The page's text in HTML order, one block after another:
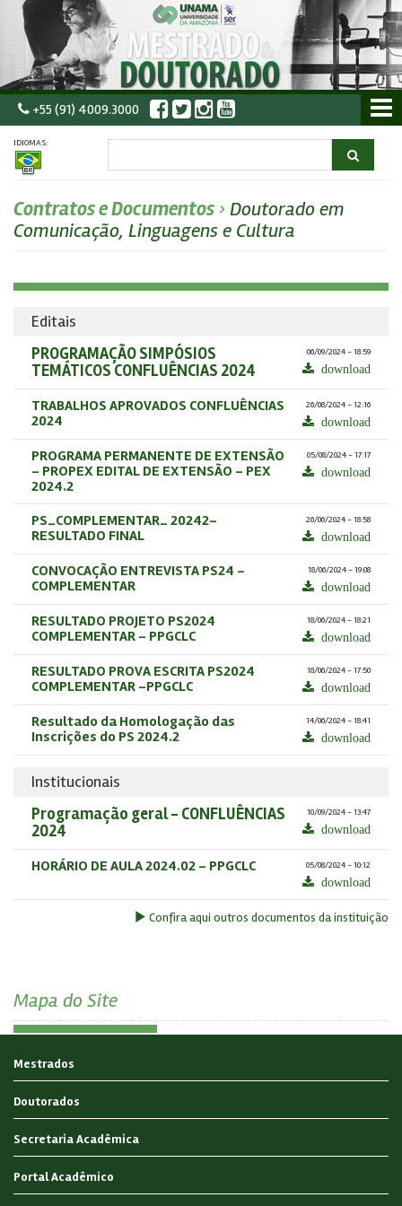
+55 (91) 4009.3000
IDIOMAS:
Contratos e Documentos› Doutorado em
Comunicação, Linguagens e Cultura
Editais
06/09/2024 - 18:59
download
PROGRAMAÇÃO SIMPÓSIOS
TEMÁTICOS CONFLUÊNCIAS 2024
26/08/2024 - 12:16
download
TRABALHOS APROVADOS CONFLUÊNCIAS
2024
05/08/2024 - 17:17
download
PROGRAMA PERMANENTE DE EXTENSÃO
- PROPEX EDITAL DE EXTENSÃO - PEX
2024.2
26/06/2024 - 18:58
download
PS_COMPLEMENTAR_ 20242-
RESULTADO FINAL
18/06/2024 - 19:08
download
CONVOCAÇÃO ENTREVISTA PS24 -
COMPLEMENTAR
18/06/2024 - 18:21
download
RESULTADO PROJETO PS2024
COMPLEMENTAR - PPGCLC
18/06/2024 - 17:50
download
RESULTADO PROVA ESCRITA PS2024
COMPLEMENTAR -PPGCLC
14/06/2024 - 18:41
download
Resultado da Homologação das
Inscrições do PS 2024.2
Institucionais
10/09/2024 - 13:47
download
Programação geral - CONFLUÊNCIAS
2024
05/08/2024 - 10:12
download
HORÁRIO DE AULA 2024.02 - PPGCLC
Confira aqui outros documentos da instituição
Mapa do Site
Mestrados
Doutorados
Secretaria Acadêmica
Portal Acadêmico